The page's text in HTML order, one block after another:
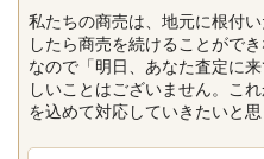
私たちの商売は、地元に根付
したら商売を続けることができ
なので「明日、あなた査定に
しいことはございません。こ
を込めて対応していきたいと思